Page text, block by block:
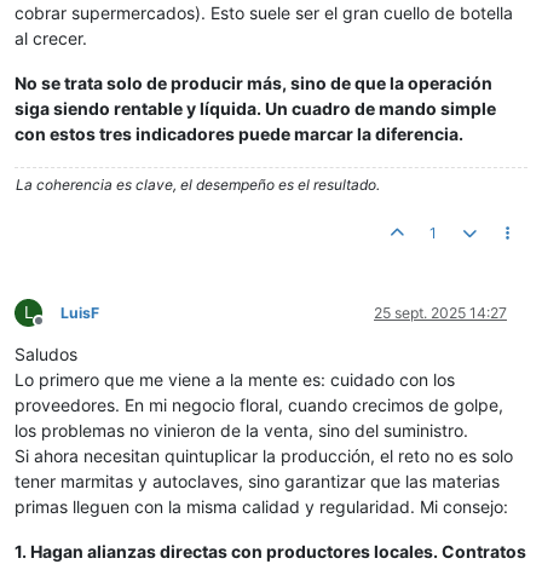
cobrar supermercados). Esto suele ser el gran cuello de botella
al crecer.
No se trata solo de producir más, sino de que la operación
siga siendo rentable y líquida. Un cuadro de mando simple
con estos tres indicadores puede marcar la diferencia.
La coherencia es clave, el desempeño es el resultado.
1
L
Desconectado
LuisF 25 sept. 2025 14:27
Saludos
Lo primero que me viene a la mente es: cuidado con los
proveedores. En mi negocio floral, cuando crecimos de golpe,
los problemas no vinieron de la venta, sino del suministro.
Si ahora necesitan quintuplicar la producción, el reto no es solo
tener marmitas y autoclaves, sino garantizar que las materias
primas lleguen con la misma calidad y regularidad. Mi consejo:
1. Hagan alianzas directas con productores locales. Contratos